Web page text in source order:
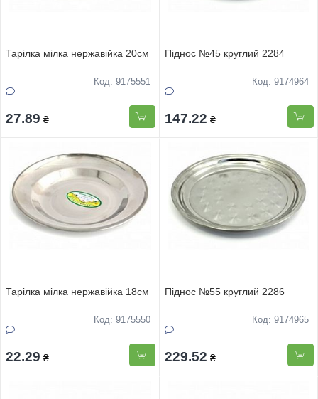
Тарiлка мiлка нержавiйка 20см
Код: 9175551
27.89 ₴
Піднос №45 круглий 2284
Код: 9174964
147.22 ₴
Тарiлка мiлка нержавiйка 18см
Код: 9175550
22.29 ₴
Піднос №55 круглий 2286
Код: 9174965
229.52 ₴